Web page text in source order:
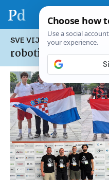
SVE VIJESTI NA TEMU:
robotika